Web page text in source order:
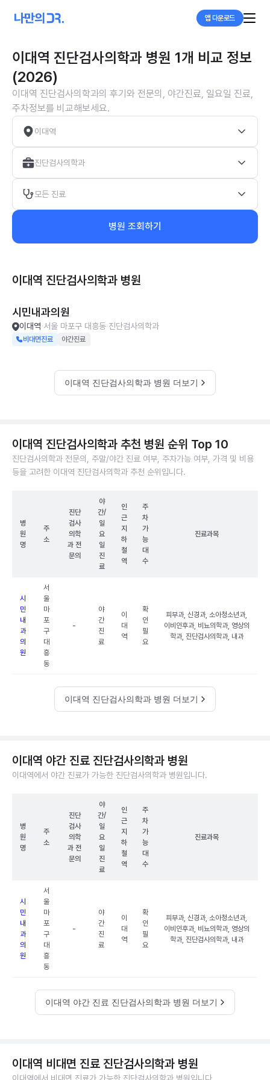
앱 다운로드
이대역 진단검사의학과 병원 1개 비교 정보
(2026)
이대역 진단검사의학과의 후기와 전문의, 야간진료, 일요일 진료,
주차정보를 비교해보세요.
이대역
진단검사의학과
모든 진료
병원 조회하기
이대역 진단검사의학과 병원
시민내과의원
이대역 서울 마포구 대흥동 진단검사의학과
비대면진료 야간진료
이대역 진단검사의학과 병원 더보기
이대역 진단검사의학과 추천 병원 순위 Top 10
진단검사의학과 전문의, 주말/야간 진료 여부, 주차가능 여부, 가격 및 비용
등을 고려한 이대역 진단검사의학과 추천 순위입니다.
병
원
명
주
소
진단
검사
의학
과 전
문의
야
간/
일
요
일
진
료
인
근
지
하
철
역
주
차
가
능
대
수
진료과목
시
민
내
과
의
원
서
울
마
포
구
대
흥
동
-
야
간
진
료
이
대
역
확
인
필
요
피부과, 신경과, 소아청소년과,
이비인후과, 비뇨의학과, 영상의
학과, 진단검사의학과, 내과
이대역 진단검사의학과 병원 더보기
이대역 야간 진료 진단검사의학과 병원
이대역에서 야간 진료가 가능한 진단검사의학과 병원입니다.
병
원
명
주
소
진단
검사
의학
과 전
문의
야
간/
일
요
일
진
료
인
근
지
하
철
역
주
차
가
능
대
수
진료과목
시
민
내
과
의
원
서
울
마
포
구
대
흥
동
-
야
간
진
료
이
대
역
확
인
필
요
피부과, 신경과, 소아청소년과,
이비인후과, 비뇨의학과, 영상의
학과, 진단검사의학과, 내과
이대역 야간 진료 진단검사의학과 병원 더보기
이대역 비대면 진료 진단검사의학과 병원